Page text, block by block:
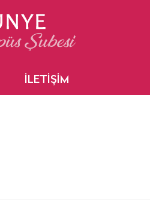
İLETİŞİM